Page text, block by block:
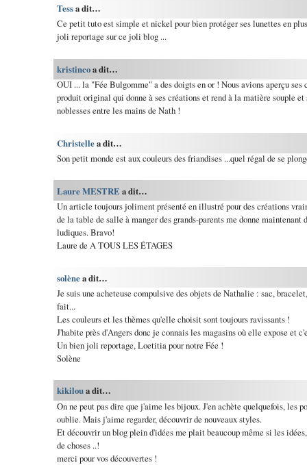
Tessa dit…
Ce petit tuto est simple et nickel pour bien protéger ses lunettes en
joli reportage sur ce joli blog ...
kristincoa dit…
OUI ... la "Fée Bulgomme" a des doigts en or ! Nous avions aperçu
produit original qui donne à ses créations et rend à la matière souple et
noblesses entre les mains de Nath !
Christellea dit…
Son petit monde est aux couleurs des friandises ...quel régal de se
Laure MESTRE a dit…
Un article toujours joliment présenté en illustré pour des créations
de la table de salle à manger des grands-parents me donne
ludiques. Bravo!
Laure de A TOUS LES ÉTAGES
solènea dit…
Je suis une acheteuse compulsive des objets de Nathalie : sac,
fait...
Les couleurs et les thèmes qu'elle choisit sont toujours ravissants !
J'habite près d'Angers donc je connais les magasins où elle expose et
Un bien joli reportage, Loetitia pour notre Fée !
Solène
kikiloua dit…
On ne peut pas dire que j'aime les bijoux. J'en achète quelquefois, les
oublie. Mais j'aime regarder, découvrir de nouveaux styles.
Et découvrir un blog plein d'idées me plait beaucoup même si les
de choses ..!
merci pour vos découvertes !